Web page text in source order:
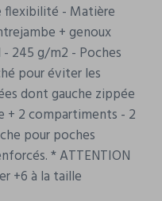
flexibilité - Matière
+ genoux
245 g/m2 - Poches
pour éviter les
dont gauche zippée
+ 2 compartiments - 2
pour poches
* ATTENTION
+6 à la taille